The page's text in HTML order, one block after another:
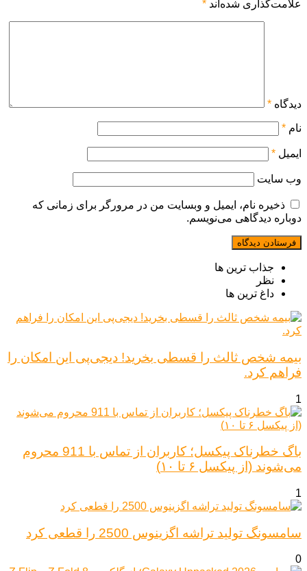
علامت‌گذاری شده‌اند *
دیدگاه *
نام *
ایمیل *
وب‌ سایت
ذخیره نام، ایمیل و وبسایت من در مرورگر برای زمانی که
دوباره دیدگاهی می‌نویسم.
جذاب ترین ها
نظر
داغ ترین ها
بیمه شخص ثالث را قسطی بخرید! دیجی‌پی این امکان را
فراهم کرد.
1
باگ خطرناک پیکسل؛ کاربران از تماس با 911 محروم
می‌شوند (از پیکسل ۶ تا ۱۰)
1
سامسونگ تولید تراشه اگزینوس 2500 را قطعی کرد
0